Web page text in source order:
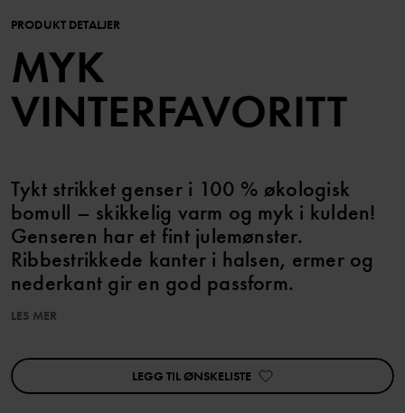
PRODUKT DETALJER
MYK
VINTERFAVORITT
Tykt strikket genser i 100 % økologisk
bomull – skikkelig varm og myk i kulden!
Genseren har et fint julemønster.
Ribbestrikkede kanter i halsen, ermer og
nederkant gir en god passform.
Varenummer
Produksjonsland:Kina
Fabrikk
Zhangjiagang City Hancheng Dress Co Ltd
Les mer
LES MER
LEGG TIL ØNSKELISTE